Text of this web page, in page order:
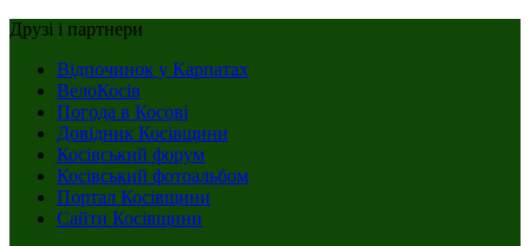
Друзі і партнери
Відпочинок у Карпатах
ВелоКосів
Погода в Косові
Довідник Косівщини
Косівський форум
Косівський фотоальбом
Портал Косівщини
Сайти Косівщини